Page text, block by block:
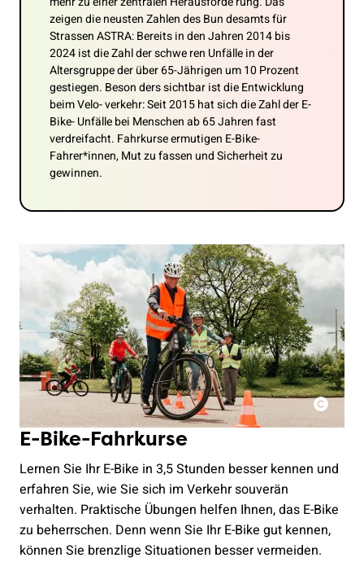
zeigen die neusten Zahlen des Bun desamts für
Strassen ASTRA: Bereits in den Jahren 2014 bis
2024 ist die Zahl der schwe ren Unfälle in der
Altersgruppe der über 65-Jährigen um 10 Prozent
gestiegen. Beson ders sichtbar ist die Entwicklung
beim Velo- verkehr: Seit 2015 hat sich die Zahl der E-
Bike- Unfälle bei Menschen ab 65 Jahren fast
verdreifacht. Fahrkurse ermutigen E-Bike-
Fahrer*innen, Mut zu fassen und Sicherheit zu
gewinnen.
E-Bike-Fahrkurse
Lernen Sie Ihr E-Bike in 3,5 Stunden besser kennen und
erfahren Sie, wie Sie sich im Verkehr souverän
verhalten. Praktische Übungen helfen Ihnen, das E-Bike
zu beherrschen. Denn wenn Sie Ihr E-Bike gut kennen,
können Sie brenzlige Situationen besser vermeiden.